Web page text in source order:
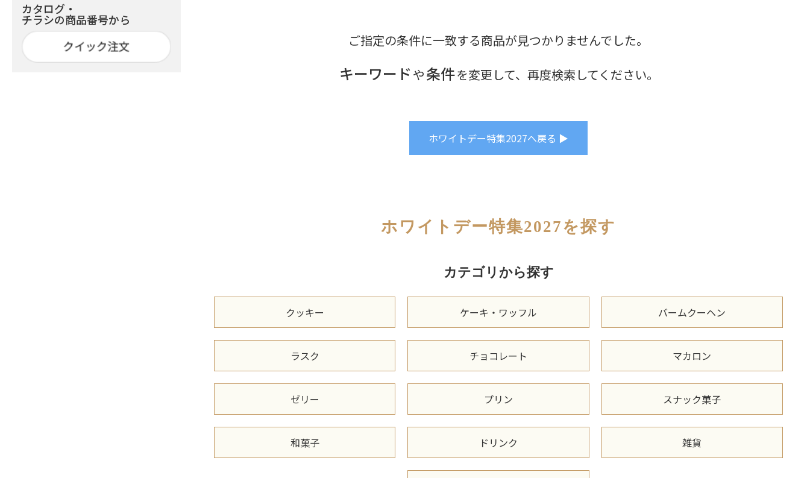
ご指定の条件に一致する商品が見つかりませんでした。
キーワードや条件を変更して、再度検索してください。
ホワイトデー特集2027へ戻る ▶
ホワイトデー特集2027を探す
カテゴリから探す
クッキー ケーキ・ワッフル バームクーヘン
ラスク チョコレート マカロン
ゼリー プリン スナック菓子
和菓子 ドリンク 雑貨
カタログ・
チラシの商品番号から